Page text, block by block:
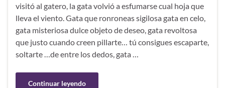
visitó al gatero, la gata volvió a esfumarse cual hoja que
lleva el viento. Gata que ronroneas sigilosa gata en celo,
gata misteriosa dulce objeto de deseo, gata revoltosa
que justo cuando creen pillarte… tú consigues escaparte,
soltarte …de entre los dedos, gata …
Continuar leyendo